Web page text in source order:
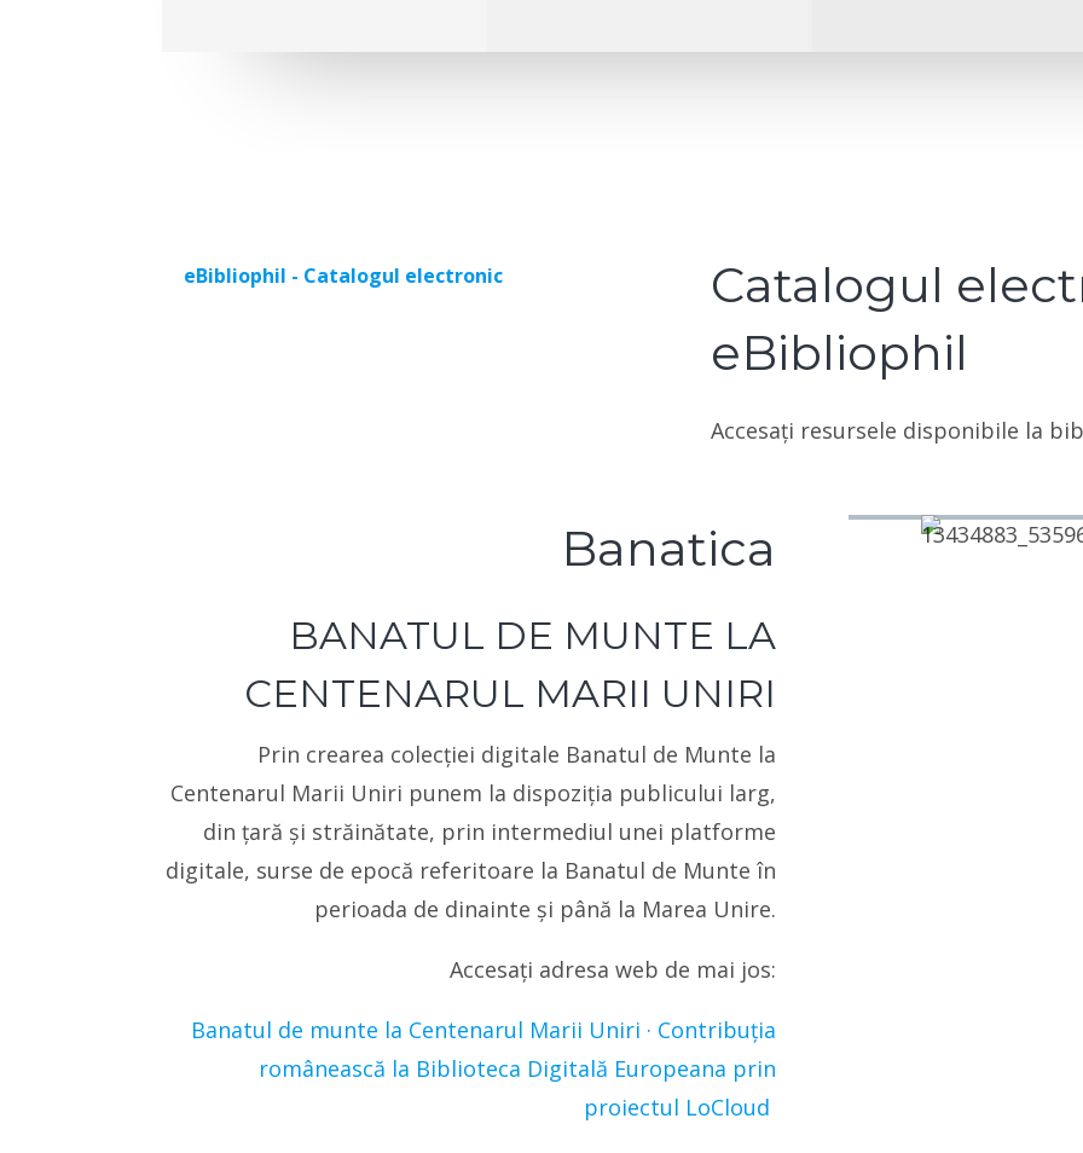
eBibliophil - Catalogul electronic
Catalogul
eBibliophil
Accesați resursele disponibile la
Banatica
BANATUL DE MUNTE LA
CENTENARUL MARII UNIRI
Prin crearea colecției digitale Banatul de Munte la
Centenarul Marii Uniri punem la dispoziţia publicului larg,
din ţară şi străinătate, prin intermediul unei platforme
digitale, surse de epocă referitoare la Banatul de Munte în
perioada de dinainte şi până la Marea Unire.
Accesați adresa web de mai jos:
Banatul de munte la Centenarul Marii Uniri · Contribuția
românească la Biblioteca Digitală Europeana prin
proiectul LoCloud